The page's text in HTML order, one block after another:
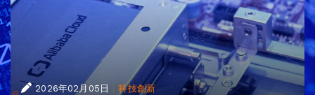
2026年02月05日 |科技創新